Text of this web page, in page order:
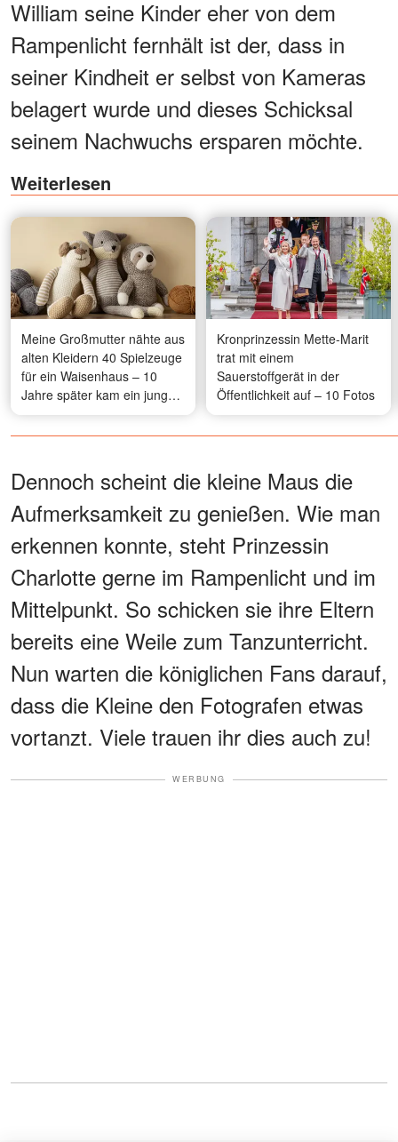
William seine Kinder eher von dem
Rampenlicht fernhält ist der, dass in
seiner Kindheit er selbst von Kameras
belagert wurde und dieses Schicksal
seinem Nachwuchs ersparen möchte.
Weiterlesen
Meine Großmutter nähte aus
alten Kleidern 40 Spielzeuge
für ein Waisenhaus – 10
Jahre später kam ein junger
Mann zu ihr, hielt eines
davon in der Hand und
nach Ihnen gesucht, um
Ihnen etwas zu geben, das
ich sicher aufbewahrt habe"
Kronprinzessin Mette-Marit
trat mit einem
Sauerstoffgerät in der
Öffentlichkeit auf – 10 Fotos
Dennoch scheint die kleine Maus die
Aufmerksamkeit zu genießen. Wie man
erkennen konnte, steht Prinzessin
Charlotte gerne im Rampenlicht und im
Mittelpunkt. So schicken sie ihre Eltern
bereits eine Weile zum Tanzunterricht.
Nun warten die königlichen Fans darauf,
dass die Kleine den Fotografen etwas
vortanzt. Viele trauen ihr dies auch zu!
WERBUNG